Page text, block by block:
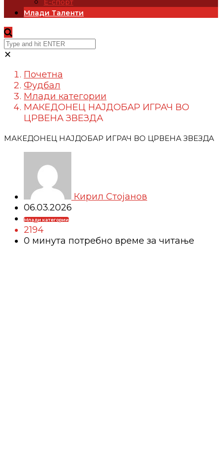
Е-спорт
Млади Таленти
✕
Почетна
Фудбал
Млади категории
МАКЕДОНЕЦ НАЈДОБАР ИГРАЧ ВО
ЦРВЕНА ЗВЕЗДА
МАКЕДОНЕЦ НАЈДОБАР ИГРАЧ ВО ЦРВЕНА ЗВЕЗДА
Кирил Стојанов
06.03.2026
Млади категории
2194
0 минутa потребно време за читање